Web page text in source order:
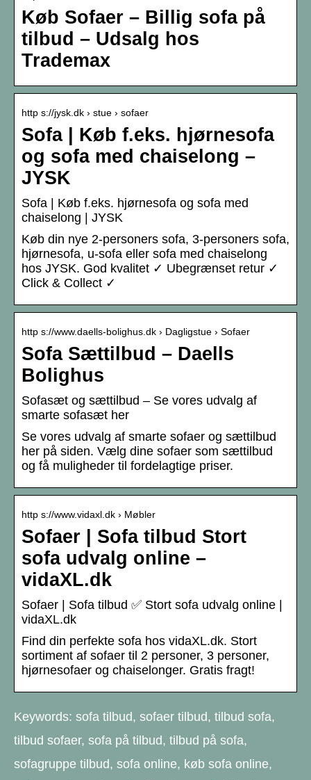
Køb Sofaer – Billig sofa på
tilbud – Udsalg hos
Trademax
http s://jysk.dk › stue › sofaer
Sofa | Køb f.eks. hjørnesofa
og sofa med chaiselong –
JYSK
Sofa | Køb f.eks. hjørnesofa og sofa med
chaiselong | JYSK
Køb din nye 2-personers sofa, 3-personers sofa,
hjørnesofa, u-sofa eller sofa med chaiselong
hos JYSK. God kvalitet ✓ Ubegrænset retur ✓
Click & Collect ✓
http s://www.daells-bolighus.dk › Dagligstue › Sofaer
Sofa Sættilbud – Daells
Bolighus
Sofasæt og sættilbud – Se vores udvalg af
smarte sofasæt her
Se vores udvalg af smarte sofaer og sættilbud
her på siden. Vælg dine sofaer som sættilbud
og få muligheder til fordelagtige priser.
http s://www.vidaxl.dk › Møbler
Sofaer | Sofa tilbud Stort
sofa udvalg online –
vidaXL.dk
Sofaer | Sofa tilbud ✅ Stort sofa udvalg online |
vidaXL.dk
Find din perfekte sofa hos vidaXL.dk. Stort
sortiment af sofaer til 2 personer, 3 personer,
hjørnesofaer og chaiselonger. Gratis fragt!
Keywords: sofa tilbud, sofaer tilbud, tilbud sofa,
tilbud sofaer, sofa på tilbud, tilbud på sofa,
sofagruppe tilbud, sofa online, køb sofa online,